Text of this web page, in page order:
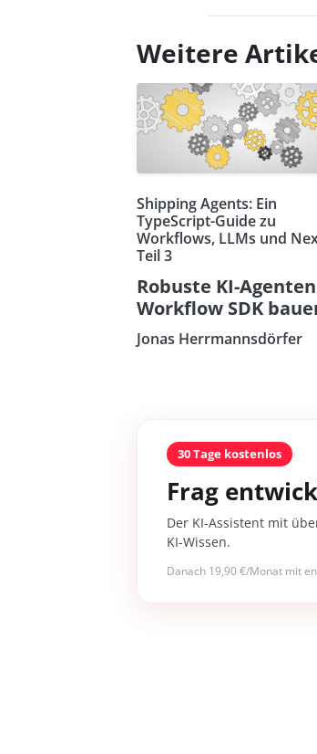
Weitere
Shipping Agents: Ein
TypeScript-Guide zu
Workflows, LLMs und
Teil 3
Robuste KI-
Workflow SDK
Jonas Herrmannsdörfer
30 Tage kostenlos
Frag
Der KI-Assistent mit
KI-Wissen.
Danach 19,90 €/Monat mit